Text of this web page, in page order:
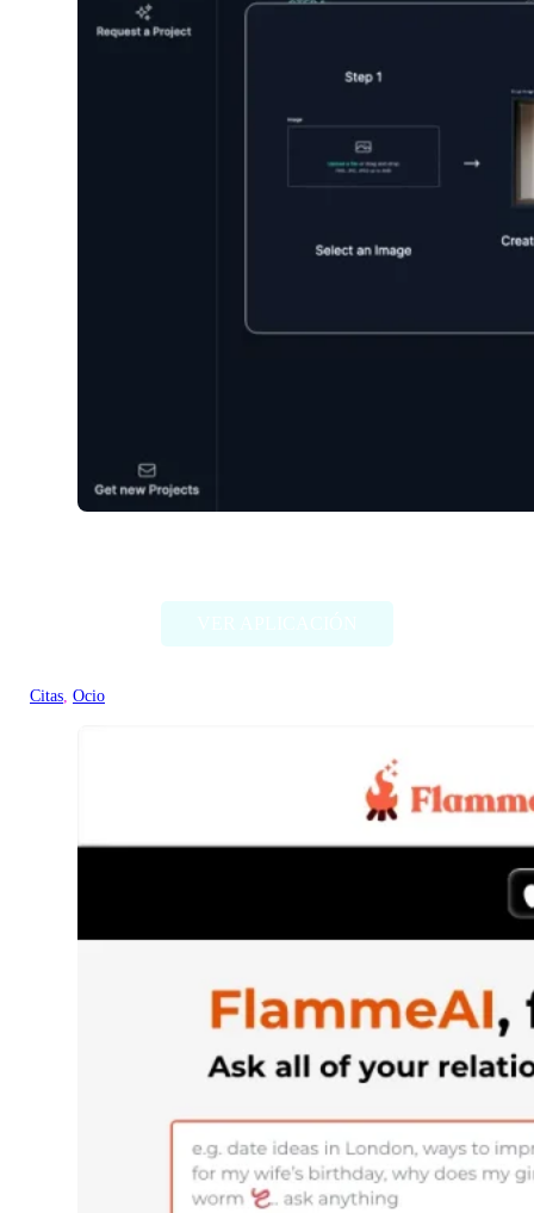
Citas, Ocio